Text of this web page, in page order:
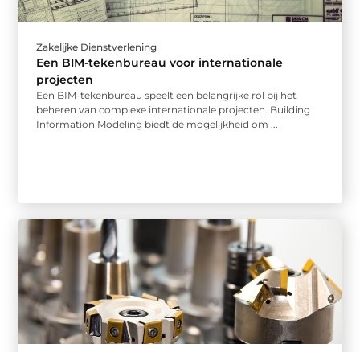
Zakelijke Dienstverlening
Een BIM-tekenbureau voor internationale
projecten
Een BIM-tekenbureau speelt een belangrijke rol bij het
beheren van complexe internationale projecten. Building
Information Modeling biedt de mogelijkheid om ...